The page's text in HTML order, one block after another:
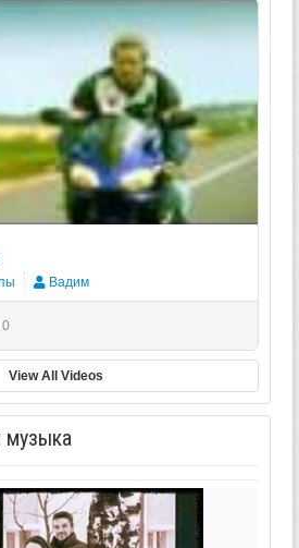
Вадим
0
View All Videos
музыка